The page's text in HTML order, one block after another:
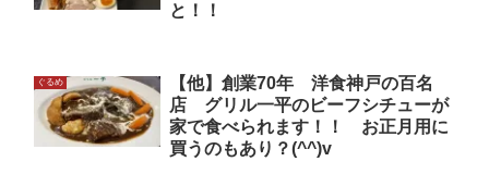
と！！
ぐるめ
【他】創業70年 洋食神戸の百名
店 グリル一平のビーフシチューが
家で食べられます！！ お正月用に
買うのもあり？(^^)v